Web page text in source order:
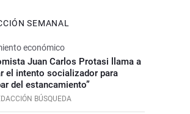
SEMANAL
económico
Juan Carlos Protasi llama a
el intento socializador para
del estancamiento”
BÚSQUEDA